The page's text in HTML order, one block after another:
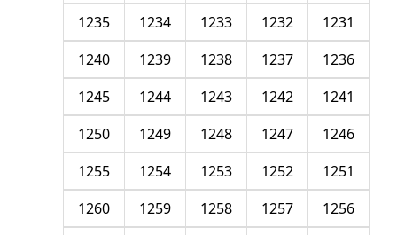
1231
1232
1233
1234
1235
1236
1237
1238
1239
1240
1241
1242
1243
1244
1245
1246
1247
1248
1249
1250
1251
1252
1253
1254
1255
1256
1257
1258
1259
1260